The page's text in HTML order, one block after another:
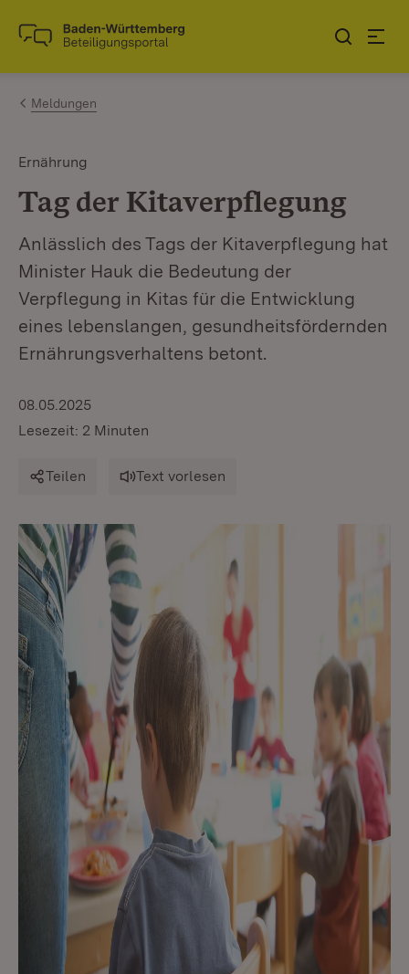
Zum Inhalt springen
Link zur Startseite
Meldungen
Ernährung
Tag der Kitaverpflegung
Anlässlich des Tags der Kitaverpflegung hat
Minister Hauk die Bedeutung der
Verpflegung in Kitas für die Entwicklung
eines lebenslangen, gesundheitsfördernden
Ernährungsverhaltens betont.
08.05.2025
Lesezeit: 2 Minuten
Teilen Text vorlesen